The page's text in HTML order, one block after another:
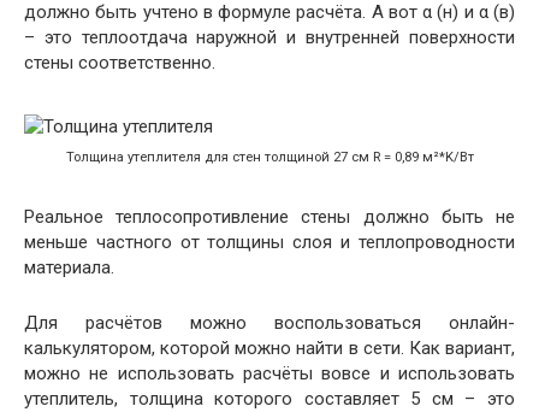
должно быть учтено в формуле расчёта. А вот α (н) и α (в)
– это теплоотдача наружной и внутренней поверхности
стены соответственно.
Толщина утеплителя для стен толщиной 27 см R = 0,89 м²*K/Вт
Реальное теплосопротивление стены должно быть не
меньше частного от толщины слоя и теплопроводности
материала.
Для расчётов можно воспользоваться онлайн-
калькулятором, которой можно найти в сети. Как вариант,
можно не использовать расчёты вовсе и использовать
утеплитель, толщина которого составляет 5 см – это